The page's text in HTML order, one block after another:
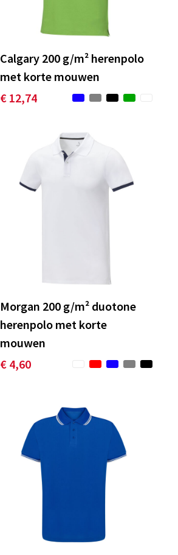
Calgary 200 g/m² herenpolo
met korte mouwen
€ 12,74
Morgan 200 g/m² duotone
herenpolo met korte
mouwen
€ 4,60